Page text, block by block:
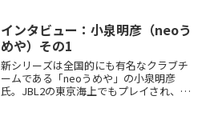
インタビュー：小泉明彦（neoう
めや）その1
新シリーズは全国的にも有名なクラブチ
ームである「neoうめや」の小泉明彦
氏。JBL2の東京海上でもプレイされ、文